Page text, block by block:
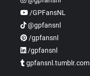
/GPFansNL
@gpfansnl
/gpfansnl
/gpfansnl
gpfansnl.tumblr.com